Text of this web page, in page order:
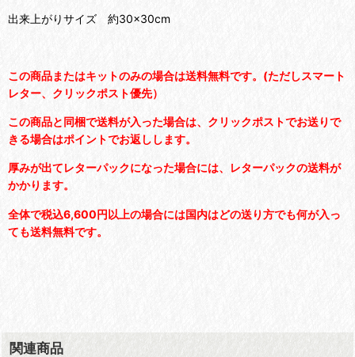
出来上がりサイズ 約30×30cm
この商品またはキットのみの場合は送料無料です。(ただしスマート
レター、クリックポスト優先）
この商品と同梱で送料が入った場合は、クリックポストでお送りで
きる場合はポイントでお返しします。
厚みが出てレターパックになった場合には、レターパックの送料が
かかります。
全体で税込6,600円以上の場合には国内はどの送り方でも何が入っ
ても送料無料です。
関連商品